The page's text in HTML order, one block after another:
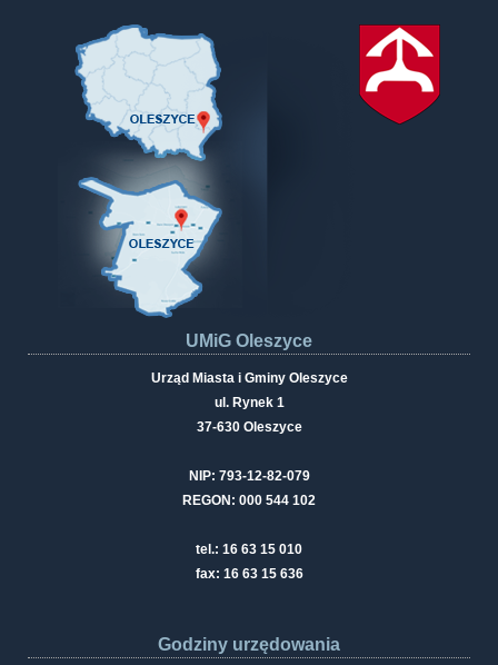
UMiG Oleszyce
Urząd Miasta i Gminy Oleszyce
ul. Rynek 1
37-630 Oleszyce
NIP: 793-12-82-079
REGON: 000 544 102
tel.: 16 63 15 010
fax: 16 63 15 636
Godziny urzędowania